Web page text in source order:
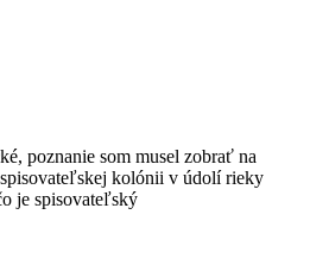
poznanie som musel zobrať na
kolónii v údolí rieky
je spisovateľský